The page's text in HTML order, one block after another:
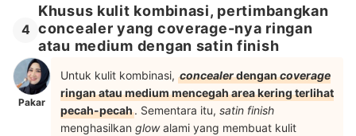
4
Khusus kulit kombinasi, pertimbangkan
concealer yang coverage-nya ringan
atau medium dengan satin finish
Pakar
Untuk kulit kombinasi, concealerdengancoverage
ringan atau medium mencegah area kering terlihat
pecah-pecah. Sementara itu, satin finish
menghasilkan glowalami yang membuat kulit